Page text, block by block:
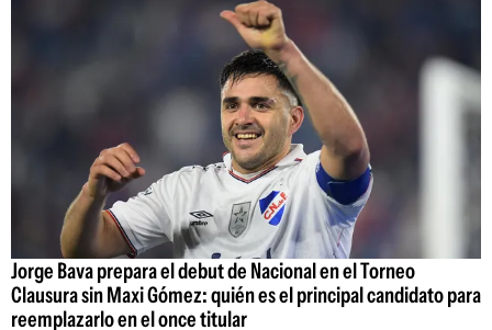
Jorge Bava prepara el debut de Nacional en el Torneo
Clausura sin Maxi Gómez: quién es el principal candidato para
reemplazarlo en el once titular